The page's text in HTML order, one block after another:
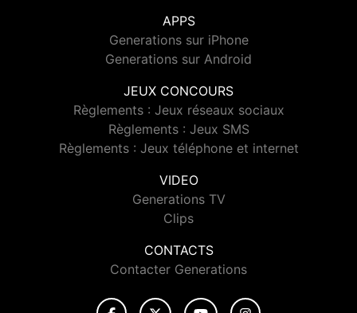
APPS
Generations sur iPhone
Generations sur Android
JEUX CONCOURS
Règlements : Jeux réseaux sociaux
Règlements : Jeux SMS
Règlements : Jeux téléphone et internet
VIDEO
Generations TV
Clips
CONTACTS
Contacter Generations